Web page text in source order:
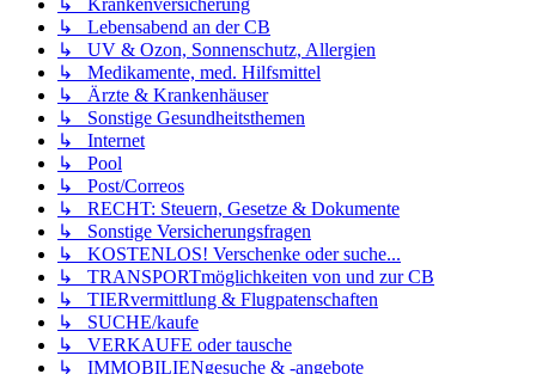
↳ Krankenversicherung
↳ Lebensabend an der CB
↳ UV & Ozon, Sonnenschutz, Allergien
↳ Medikamente, med. Hilfsmittel
↳ Ärzte & Krankenhäuser
↳ Sonstige Gesundheitsthemen
↳ Internet
↳ Pool
↳ Post/Correos
↳ RECHT: Steuern, Gesetze & Dokumente
↳ Sonstige Versicherungsfragen
↳ KOSTENLOS! Verschenke oder suche...
↳ TRANSPORTmöglichkeiten von und zur CB
↳ TIERvermittlung & Flugpatenschaften
↳ SUCHE/kaufe
↳ VERKAUFE oder tausche
↳ IMMOBILIENgesuche & -angebote